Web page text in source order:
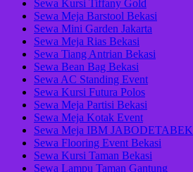
Sewa Kursi Tiffany Gold
Sewa Meja Barstool Bekasi
Sewa Mini Garden Jakarta
Sewa Meja Rias Bekasi
Sewa Tiang Antrian Bekasi
Sewa Bean Bag Bekasi
Sewa AC Standing Event
Sewa Kursi Futura Polos
Sewa Meja Partisi Bekasi
Sewa Meja Kotak Event
Sewa Meja IBM JABODETABEK
Sewa Flooring Event Bekasi
Sewa Kursi Taman Bekasi
Sewa Lampu Taman Gantung